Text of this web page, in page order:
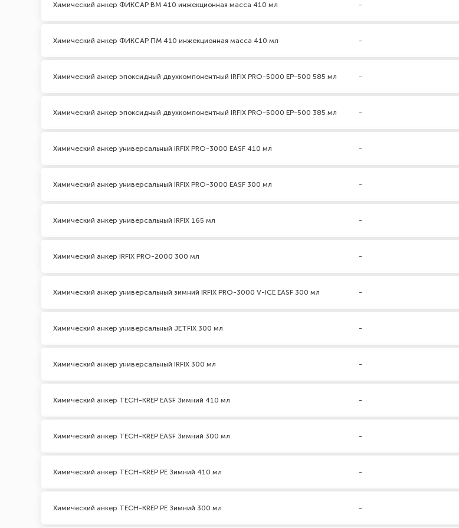
Химический анкер ФИКСАР ВМ 410 инжекционная масса 410 мл -
Химический анкер ФИКСАР ПМ 410 инжекционная масса 410 мл -
Химический анкер эпоксидный двухкомпонентный IRFIX PRO-5000 ЕР-500 585 мл -
Химический анкер эпоксидный двухкомпонентный IRFIX PRO-5000 ЕР-500 385 мл -
Химический анкер универсальный IRFIX PRO-3000 EASF 410 мл -
Химический анкер универсальный IRFIX PRO-3000 EASF 300 мл -
Химический анкер универсальный IRFIX 165 мл -
Химический анкер IRFIX PRO-2000 300 мл -
Химический анкер универсальный зимний IRFIX PRO-3000 V-ICE EASF 300 мл -
Химический анкер универсальный JETFIX 300 мл -
Химический анкер универсальный IRFIX 300 мл -
Химический анкер TECH-KREP EASF Зимний 410 мл -
Химический анкер TECH-KREP EASF Зимний 300 мл -
Химический анкер TECH-KREP PE Зимний 410 мл -
Химический анкер TECH-KREP PE Зимний 300 мл -